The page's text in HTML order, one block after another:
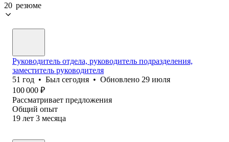
20 резюме
Руководитель отдела, руководитель подразделения,
заместитель руководителя
51 год • Был сегодня • Обновлено 29 июля
100 000 ₽
Рассматривает предложения
Общий опыт
19 лет 3 месяца